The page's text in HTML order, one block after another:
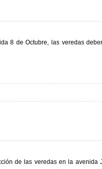
8 de Octubre, las veredas
de las veredas en la